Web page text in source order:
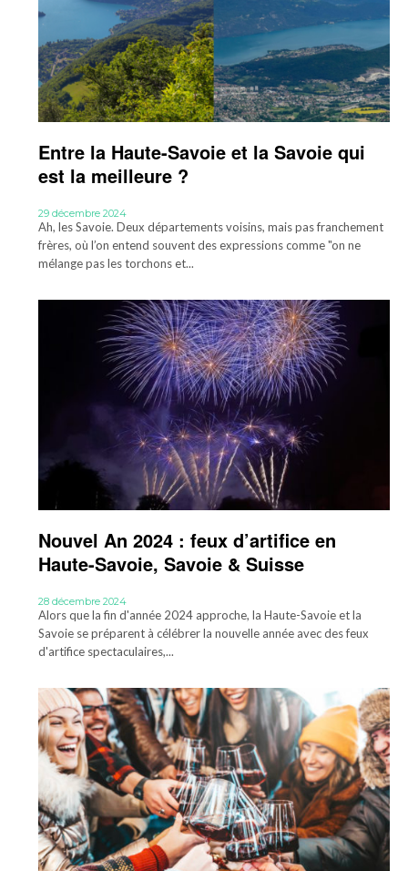
Entre la Haute-Savoie et la Savoie qui
est la meilleure ?
29 décembre 2024
Ah, les Savoie. Deux départements voisins, mais pas franchement
frères, où l’on entend souvent des expressions comme "on ne
mélange pas les torchons et...
Nouvel An 2024 : feux d’artifice en
Haute-Savoie, Savoie & Suisse
28 décembre 2024
Alors que la fin d'année 2024 approche, la Haute-Savoie et la
Savoie se préparent à célébrer la nouvelle année avec des feux
d'artifice spectaculaires,...